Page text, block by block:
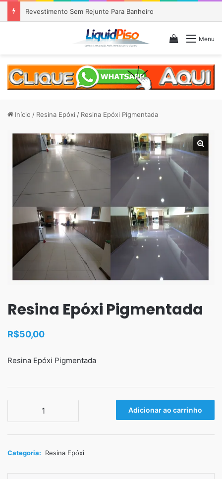
Revestimento Sem Rejunte Para Banheiro
Menu
Veja seu
Início / Resina Epóxi / Resina Epóxi Pigmentada
Resina Epóxi Pigmentada
R$50,00
Resina Epóxi Pigmentada
quantidade
Adicionar ao carrinho
Categoria: Resina Epóxi